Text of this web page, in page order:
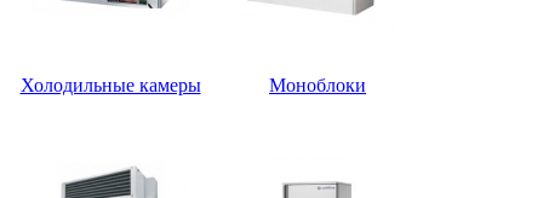
Холодильные камеры Моноблоки